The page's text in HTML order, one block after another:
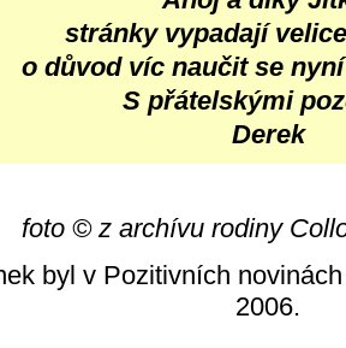
stránky vypadají
o důvod víc naučit se
S přátelskými
Derek
foto © z archívu rodiny
byl v Pozitivních
2006.